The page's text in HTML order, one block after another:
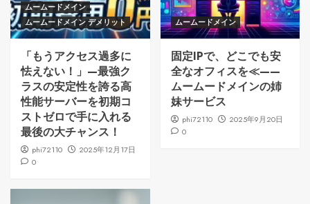
ムームードメイン
ムームードメイン デメリット
「もうアクセス過多に
怯えない！」—最強ク
ラスの安定性を誇る高
性能サーバーを初期コ
ストゼロで手に入れる
最後の大チャンス！
phi72110
2025年12月17日
0
ムームードメイン
固定IPで、どこでも安
全なオフィスを≪——
ムームードメインの姉
妹サービス
phi72110
2025年9月20日
0